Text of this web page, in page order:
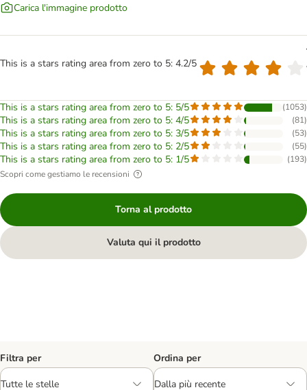
Carica l'immagine prodotto
This is a stars rating area from zero to 5: 4.2/5
This is a stars rating area from zero to 5: 5/5 (1053)
This is a stars rating area from zero to 5: 4/5 (81)
This is a stars rating area from zero to 5: 3/5 (53)
This is a stars rating area from zero to 5: 2/5 (55)
This is a stars rating area from zero to 5: 1/5 (193)
Scopri come gestiamo le recensioni
Torna al prodotto
Valuta qui il prodotto
Filtra per Ordina per